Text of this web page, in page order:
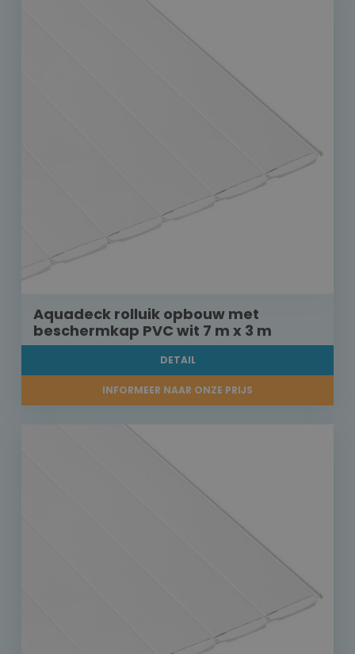
Aquadeck rolluik opbouw met
beschermkap PVC wit 7 m x 3 m
DETAIL
INFORMEER NAAR ONZE PRIJS